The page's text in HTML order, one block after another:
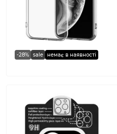
-28% sale немає в наявності